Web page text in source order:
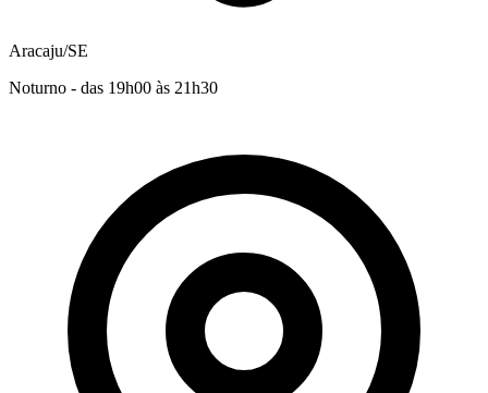
Aracaju/SE
Noturno - das 19h00 às 21h30